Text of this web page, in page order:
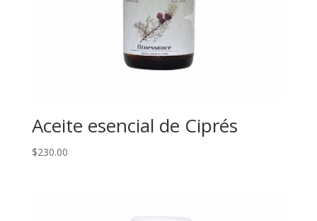
Aceite esencial de Ciprés
$230.00